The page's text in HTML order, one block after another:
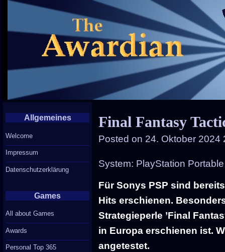
Final Fantasy
Posted on 24. Oktober 2024
System: PlayStation Portable
Für Sonys PSP sind
Hits erschienen.
Strategieperle ’Final
in Europa erschienen ist.
angetestet.
Allgemeines
Welcome
Impressum
Datenschutzerklärung
Games
All about Games
Awards
Personal Top 365